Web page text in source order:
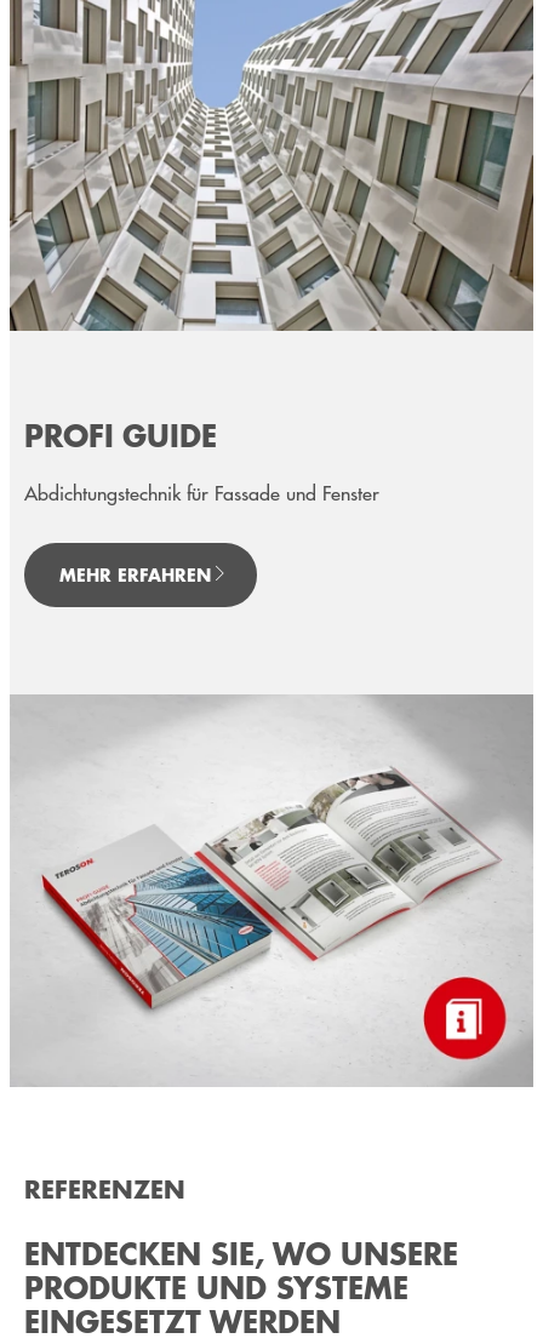
PROFI GUIDE
Abdichtungstechnik für Fassade und Fenster
MEHR ERFAHREN
REFERENZEN
ENTDECKEN SIE, WO UNSERE
PRODUKTE UND SYSTEME
EINGESETZT WERDEN